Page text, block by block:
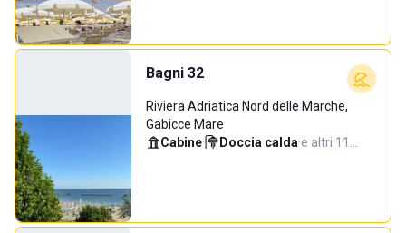
Bagni 32
Riviera Adriatica Nord delle Marche,
Gabicce Mare
Cabine· Doccia calda·e altri 11…